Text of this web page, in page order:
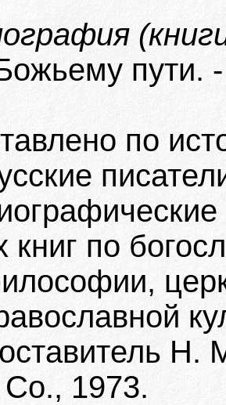
пути.
по
книг по
Н.
1973.